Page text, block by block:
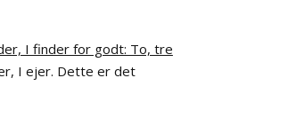
I finder for godt: To, tre
I ejer. Dette er det